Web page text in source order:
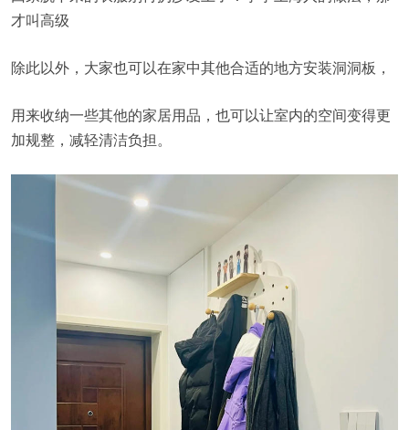
才叫高级
除此以外，大家也可以在家中其他合适的地方安装洞洞板，
用来收纳一些其他的家居用品，也可以让室内的空间变得更
加规整，减轻清洁负担。